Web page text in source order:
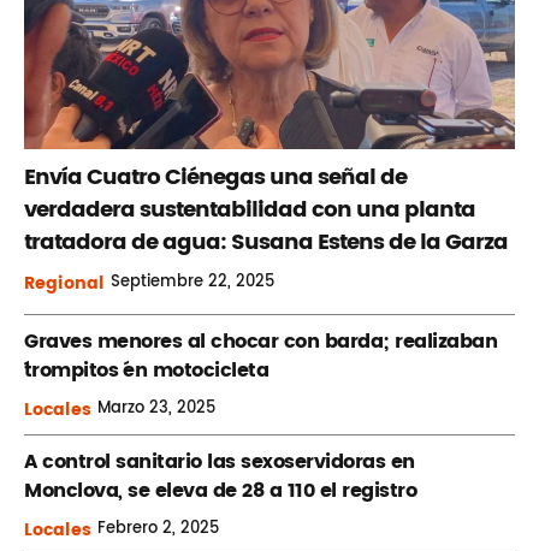
Envía Cuatro Ciénegas una señal de
verdadera sustentabilidad con una planta
tratadora de agua: Susana Estens de la Garza
Regional Septiembre22, 2025
Graves menores al chocar con barda; realizaban
´trompitos ´en motocicleta
Locales Marzo23, 2025
A control sanitario las sexoservidoras en
Monclova, se eleva de 28 a 110 el registro
Locales Febrero2, 2025